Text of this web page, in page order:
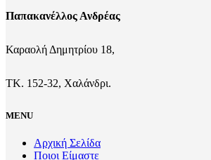
Παπακανέλλος Ανδρέας
Καραολή Δημητρίου 18,
ΤΚ. 152-32, Χαλάνδρι.
MENU
Αρχική Σελίδα
Ποιοι Είμαστε